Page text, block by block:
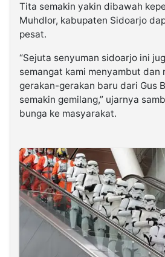
Tita semakin yakin dibawah
Muhdlor, kabupaten Sidoarjo
pesat.
“Sejuta senyuman sidoarjo ini
semangat kami menyambut dan
gerakan-gerakan baru dari Gus
semakin gemilang,” ujarnya
bunga ke masyarakat.